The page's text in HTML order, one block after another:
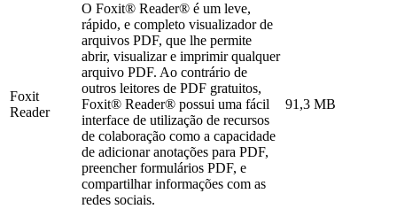
Foxit
Reader
O Foxit® Reader® é um leve,
rápido, e completo visualizador de
arquivos PDF, que lhe permite
abrir, visualizar e imprimir qualquer
arquivo PDF. Ao contrário de
outros leitores de PDF gratuitos,
Foxit® Reader® possui uma fácil
interface de utilização de recursos
de colaboração como a capacidade
de adicionar anotações para PDF,
preencher formulários PDF, e
compartilhar informações com as
redes sociais.
91,3 MB